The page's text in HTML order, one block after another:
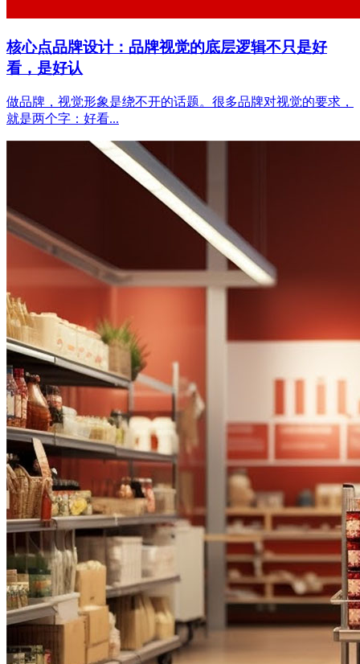
核心点品牌设计：品牌视觉的底层逻辑不只是好
看，是好认
做品牌，视觉形象是绕不开的话题。很多品牌对视觉的要求，
就是两个字：好看...